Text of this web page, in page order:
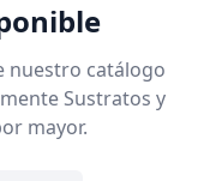
nuestro catálogo
Sustratos y
mayor.